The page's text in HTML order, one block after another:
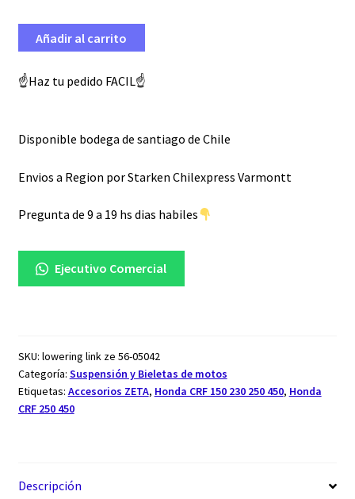
Añadir al carrito
☝️Haz tu pedido FACIL☝️
Disponible bodega de santiago de Chile
Envios a Region por Starken Chilexpress Varmontt
Pregunta de 9 a 19 hs dias habiles
Ejecutivo Comercial
SKU: lowering link ze 56-05042
Categoría: Suspensión y Bieletas de motos
Etiquetas: Accesorios ZETA, Honda CRF 150 230 250 450, Honda
CRF 250 450
Descripción